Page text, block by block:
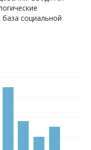
база социальной